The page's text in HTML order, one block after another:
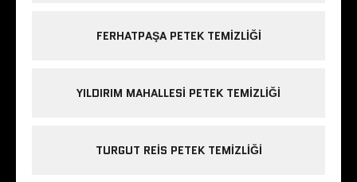
FERHATPAŞA PETEK TEMIZLIĞI
YILDIRIM MAHALLESI PETEK TEMIZLIĞI
TURGUT REIS PETEK TEMIZLIĞI